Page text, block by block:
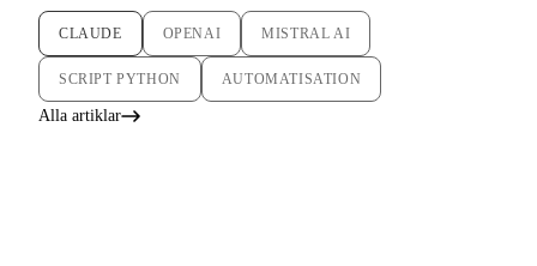
CLAUDE OPENAI MISTRAL AI
SCRIPT PYTHON AUTOMATISATION
Alla artiklar